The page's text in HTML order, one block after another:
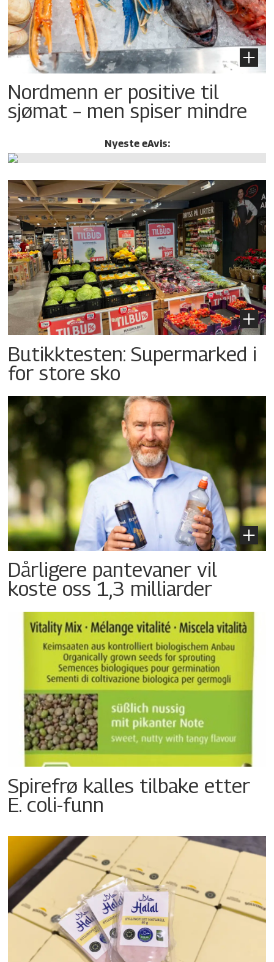
Nordmenn er positive til
sjømat – men spiser mindre
Nyeste eAvis:
Butikktesten: Supermarked i
for store sko
Dårligere pantevaner vil
koste oss 1,3 milliarder
Spirefrø kalles tilbake etter
E. coli-funn